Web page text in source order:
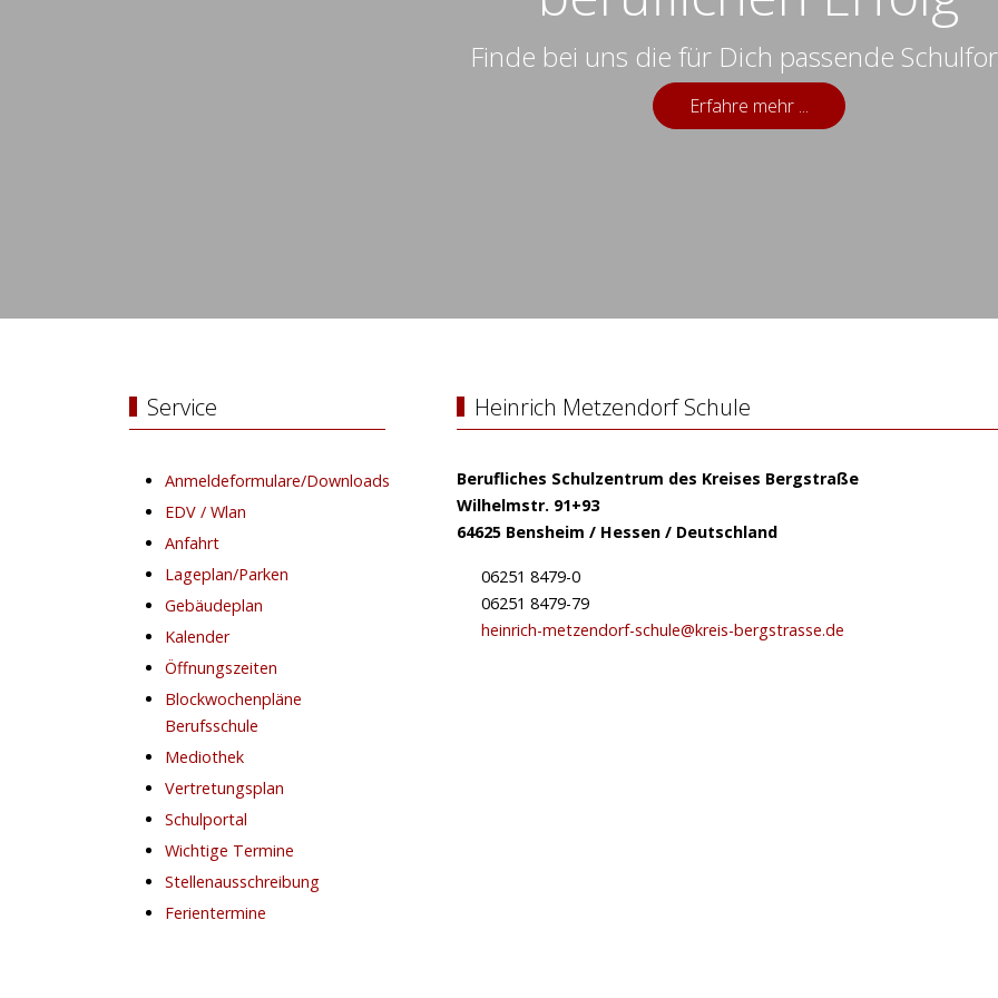
Finde bei uns die für Dich passende
Erfahre mehr ...
Service
Anmeldeformulare/Downloads
EDV / Wlan
Anfahrt
Lageplan/Parken
Gebäudeplan
Kalender
Öffnungszeiten
Blockwochenpläne
Berufsschule
Mediothek
Vertretungsplan
Schulportal
Wichtige Termine
Stellenausschreibung
Ferientermine
Heinrich Metzendorf Schule
Berufliches Schulzentrum des Kreises Bergstraße
Wilhelmstr. 91+93
64625 Bensheim / Hessen / Deutschland
06251 8479-0
06251 8479-79
heinrich-metzendorf-schule@kreis-bergstrasse.de